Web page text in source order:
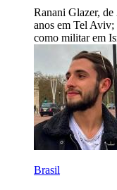
Ranani Glazer, de
anos em Tel Aviv;
como militar em
Brasil